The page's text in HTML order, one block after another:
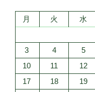
ン
月
火 水
3
4 5
10
11 12
17
18 19